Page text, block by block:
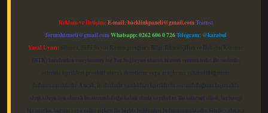
Reklam ve İletişim:E-mail:backlinkpaneli@gmail.comTeams:
forumhizmeti@gmail.comWhatsapp: 0262 606 0 726Telegram: @karabul
Yasal Uyarı: